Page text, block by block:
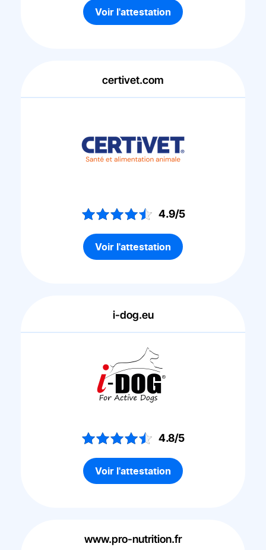
Voir l'attestation
certivet.com
4.9/5
Voir l'attestation
i-dog.eu
4.8/5
Voir l'attestation
www.pro-nutrition.fr